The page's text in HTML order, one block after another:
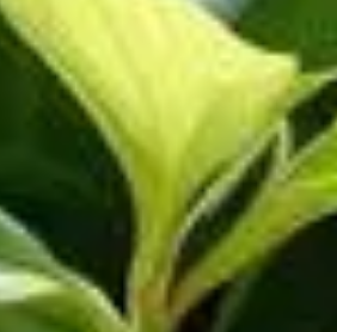
C'est pourquoi arroser en
que la température grimpe,
peut s'avérer bénéfique puisqu'ils
du sol. À l'inverse, des feuilles
les racines, diminue les